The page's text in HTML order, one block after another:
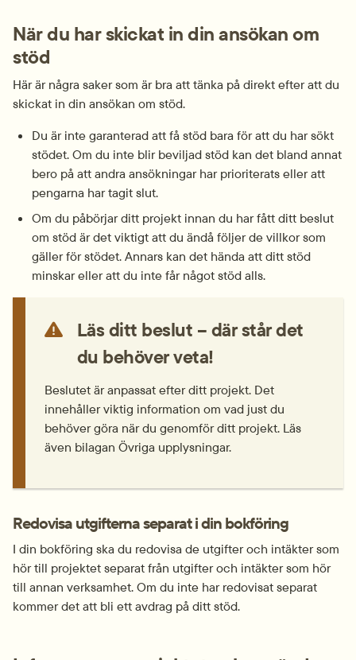
När du har skickat in din ansökan om
stöd
Här är några saker som är bra att tänka på direkt efter att du
skickat in din ansökan om stöd.
Du är inte garanterad att få stöd bara för att du har sökt
stödet. Om du inte blir beviljad stöd kan det bland annat
bero på att andra ansökningar har prioriterats eller att
pengarna har tagit slut.
Om du påbörjar ditt projekt innan du har fått ditt beslut
om stöd är det viktigt att du ändå följer de villkor som
gäller för stödet. Annars kan det hända att ditt stöd
minskar eller att du inte får något stöd alls.
Läs ditt beslut – där står det
du behöver veta!
Beslutet är anpassat efter ditt projekt. Det
innehåller viktig information om vad just du
behöver göra när du genomför ditt projekt. Läs
även bilagan Övriga upplysningar.
Redovisa utgifterna separat i din bokföring
I din bokföring ska du redovisa de utgifter och intäkter som
hör till projektet separat från utgifter och intäkter som hör
till annan verksamhet. Om du inte har redovisat separat
kommer det att bli ett avdrag på ditt stöd.